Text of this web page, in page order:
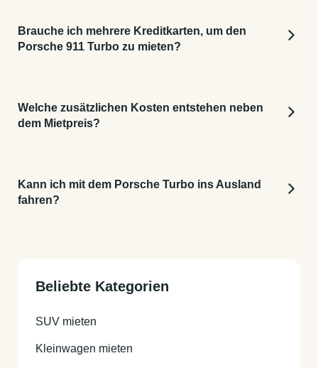
Brauche ich mehrere Kreditkarten, um den
Porsche 911 Turbo zu mieten?
zu hinterlegen. Die Höhe der Kaution wird Ihnen
schon während des Buchungsprozesses angezeigt.
Stellen Sie bitte sicher, dass das Limit auf der
Welche zusätzlichen Kosten entstehen neben
dem Mietpreis?
wenn Sie das Auto vollgetankt (wie es Ihnen auch
übergeben wurde), schadenfrei und ohne
Kann ich mit dem Porsche Turbo ins Ausland
fahren?
Sie zusätzlich in ausgewählte Länder wie z. B.
genaue Auflistung aller Länder sehen Sie während
Beliebte Kategorien
SUV mieten
Kleinwagen mieten